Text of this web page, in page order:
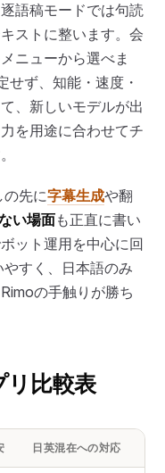
語稿モードでは句読
ストに整います。会
ニューから選べま
ず、知能・速度・
、新しいモデルが出
を用途に合わせてチ
先に字幕生成や翻
い場面も正直に書い
ット運用を中心に回
すく、日本語のみ
の手触りが勝ち
リ比較表
日英混在への対応